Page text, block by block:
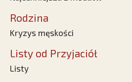
Rodzina
Kryzys męskości
Listy od Przyjaciół
Listy